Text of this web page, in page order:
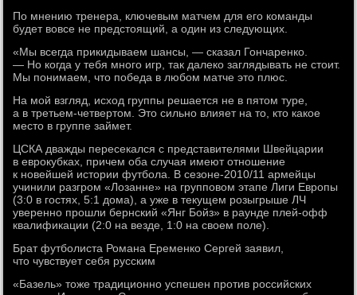
По мнению тренера, ключевым матчем для его команды
будет вовсе не предстоящий, а один из следующих.
«Мы всегда прикидываем шансы, — сказал Гончаренко.
— Но когда у тебя много игр, так далеко заглядывать не стоит.
Мы понимаем, что победа в любом матче это плюс.
На мой взгляд, исход группы решается не в пятом туре,
а в третьем-четвертом. Это сильно влияет на то, кто какое
место в группе займет.
ЦСКА дважды пересекался с представителями Швейцарии
в еврокубках, причем оба случая имеют отношение
к новейшей истории футбола. В сезоне-2010/11 армейцы
учинили разгром «Лозанне» на групповом этапе Лиги Европы
(3:0 в гостях, 5:1 дома), а уже в текущем розыгрыше ЛЧ
уверенно прошли бернский «Янг Бойз» в раунде плей-офф
квалификации (2:0 на везде, 1:0 на своем поле).
Брат футболиста Романа Еременко Сергей заявил,
что чувствует себя русским
«Базель» тоже традиционно успешен против российских